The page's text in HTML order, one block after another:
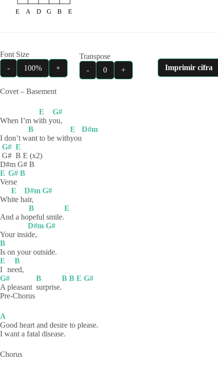
E A D G B E
Font Size
-
100% +
Transpose
-
0 + Imprimir cifra
Covet – Basement
When I’m w
E
ith y
G#
ou,
I don’t w
B
ant to be with
E
you
D#m
G#
G#
E
B E (x2)
D#m G# B
E
Ve
G#
rse
B
Wh
E
ite h
D#m
air,
G#
And a ho
B
peful smile.
E
Your insi
D#m
de,
G#
B
Is on your outside.
E
I ne
B
ed,
G#
A pleasant
B
surprise.
B B E G#
Pre-Chorus
A
Good heart and desire to please.
I want a fatal disease.
Chorus